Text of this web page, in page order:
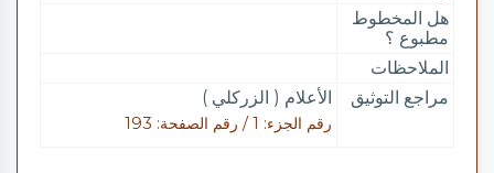
هل المخطوط
مطبوع ؟
الملاحظات
مراجع التوثيق
الأعلام ( الزركلي )
رقم الجزء: 1 / رقم الصفحة: 193